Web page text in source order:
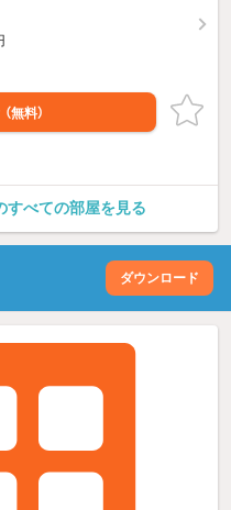
（無料）
すべての部屋を見る
ダウンロード